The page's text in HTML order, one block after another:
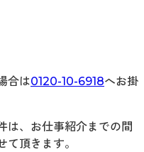
合は0120-10-6918へお掛
は、お仕事紹介までの間
て頂きます。